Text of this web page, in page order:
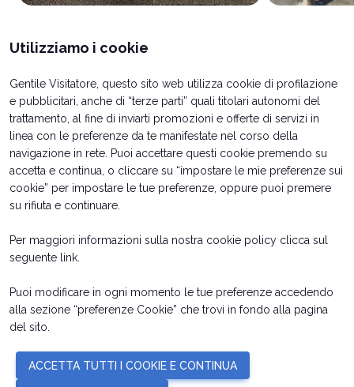
arrow_back
Utilizziamo i cookie
Gentile Visitatore, questo sito web utilizza cookie di profilazione
e pubblicitari, anche di “terze parti” quali titolari autonomi del
trattamento, al fine di inviarti promozioni e offerte di servizi in
linea con le preferenze da te manifestate nel corso della
navigazione in rete. Puoi accettare questi cookie premendo su
accetta e continua, o cliccare su “impostare le mie preferenze sui
cookie” per impostare le tue preferenze, oppure puoi premere
su rifiuta e continuare.
Per maggiori informazioni sulla nostra cookie policy clicca sul
seguente link
Puoi modificare in ogni momento le tue preferenze accedendo
alla sezione “preferenze Cookie” che trovi in fondo alla pagina
del sito.
ACCETTA TUTTI I COOKIE E CONTINUA
Date orari e biglietti
Come arrivare
Info utili per esporre
© 2026ITALIAN EXHIBITION GROUP SpA - Via Emilia 155, 47921 Rimini
(Italy) - Registro Imprese Rimini e C.F./P.I. 00139440408 - Cap. Soc.